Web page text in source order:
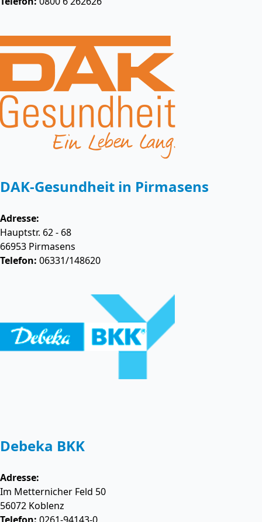
DAK-Gesundheit in Pirmasens
Adresse:
Hauptstr. 62 - 68
66953 Pirmasens
Telefon: 06331/148620
Debeka BKK
Adresse:
Im Metternicher Feld 50
56072 Koblenz